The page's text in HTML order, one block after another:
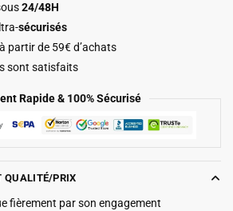
24/48H
sécurisés
à partir de 59€ d’achats
sont satisfaits
Rapide & 100% Sécurisé
QUALITÉ/PRIX
fièrement par son engagement